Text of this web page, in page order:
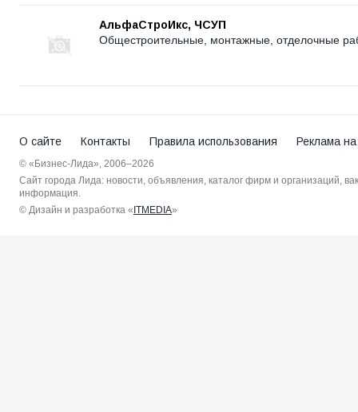
АльфаСтроИкс, ЧСУП
Общестроительные, монтажные, отделочные
О сайте Контакты Правила использования Реклама
© «Бизнес-Лида», 2006–2026
Сайт города Лида: новости, объявления, каталог фирм и организаций,
информация.
© Дизайн и разработка «ITMEDIA»